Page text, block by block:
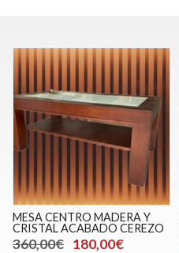
MESA CENTRO MADERA Y
CRISTAL ACABADO CEREZO
360,00€ 180,00€